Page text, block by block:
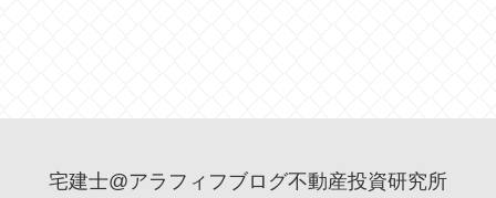
宅建士@アラフィフブログ不動産投資研究所